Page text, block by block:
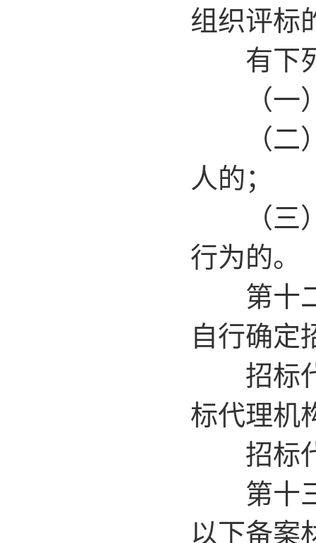
组织评标
有下列
（一）
（二）
人的；
（三）
行为的。
第十二
自行确定
招标代
标代理机
招标代
第十三
以下备案